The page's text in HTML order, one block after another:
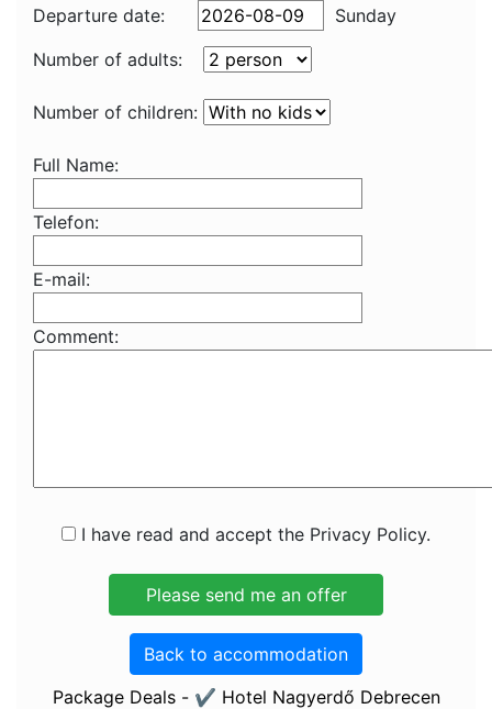
Departure date:
Sunday
Number of adults:
Number of children:
Full Name:
Telefon:
E-mail:
Comment:
I have read and accept the Privacy Policy.
Back to accommodation
Package Deals - ✔️ Hotel Nagyerdő Debrecen